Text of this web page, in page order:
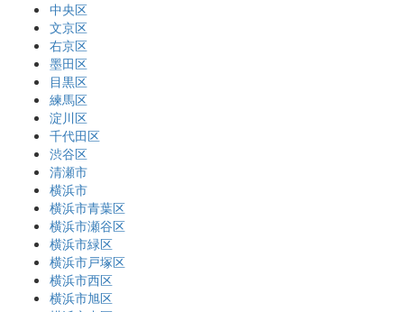
中央区
文京区
右京区
墨田区
目黒区
練馬区
淀川区
千代田区
渋谷区
清瀬市
横浜市
横浜市青葉区
横浜市瀬谷区
横浜市緑区
横浜市戸塚区
横浜市西区
横浜市旭区